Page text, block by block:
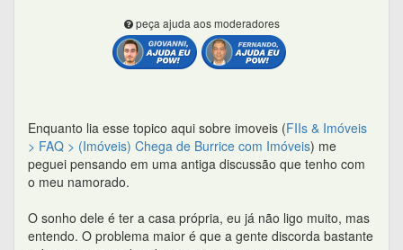
peça ajuda aos moderadores
Enquanto lia esse topico aqui sobre imoveis (FIIs & Imóveis
> FAQ > (Imóveis) Chega de Burrice com Imóveis) me
peguei pensando em uma antiga discussão que tenho com
o meu namorado.
O sonho dele é ter a casa própria, eu já não ligo muito, mas
entendo. O problema maior é que a gente discorda bastante